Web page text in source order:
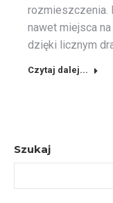
rozmieszczenia.
nawet miejsca
dzięki licznym
Czytaj dalej...
Szukaj